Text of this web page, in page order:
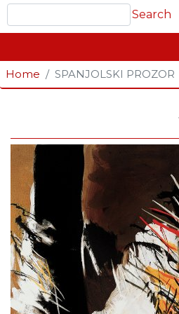
Search
Home SPANJOLSKI PROZOR
Fotografija